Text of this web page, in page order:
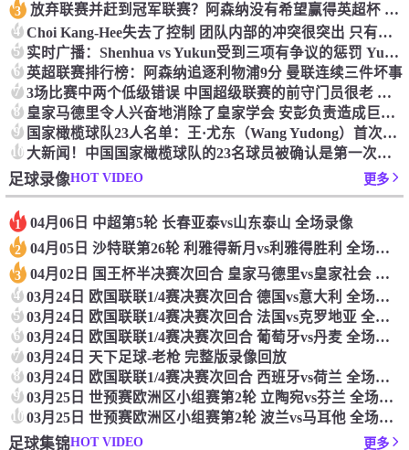
3 放弃联赛并赶到冠军联赛？阿森纳没有希望赢得英超杯 赢得欧洲冠军的可能性
4 Choi Kang-Hee失去了控制 团队内部的冲突很突出 只有一个人可以从水火中拯救崔孔
5 实时广播：Shenhua vs Yukun受到三项有争议的惩罚 Yukun将向中国足球联合会提出投诉
6 英超联赛排行榜：阿森纳追逐利物浦9分 曼联连续三件坏事
7 3场比赛中两个低级错误 中国超级联赛的前守门员很老 是时候让位了 最好的继任者出现
8 皇家马德里令人兴奋地消除了皇家学会 安彭负责造成巨大的灾难！
9 国家橄榄球队23人名单：王·尤东（Wang Yudong）首次被选为第11名 塞吉尼奥（Serginho）在名单上
10 大新闻！中国国家橄榄球队的23名球员被确认是第一次进入阵容
足球录像HOT VIDEO 更多
1 04月06日 中超第5轮 长春亚泰vs山东泰山 全场录像
2 04月05日 沙特联第26轮 利雅得新月vs利雅得胜利 全场录像
3 04月02日 国王杯半决赛次回合 皇家马德里vs皇家社会 全场录像
4 03月24日 欧国联联1/4赛决赛次回合 德国vs意大利 全场录像回放
5 03月24日 欧国联联1/4赛决赛次回合 法国vs克罗地亚 全场录像回放
6 03月24日 欧国联联1/4赛决赛次回合 葡萄牙vs丹麦 全场录像回放
7 03月24日 天下足球-老枪 完整版录像回放
8 03月24日 欧国联联1/4赛决赛次回合 西班牙vs荷兰 全场录像回放
9 03月25日 世预赛欧洲区小组赛第2轮 立陶宛vs芬兰 全场录像回放
10 03月25日 世预赛欧洲区小组赛第2轮 波兰vs马耳他 全场录像回放
足球集锦HOT VIDEO 更多